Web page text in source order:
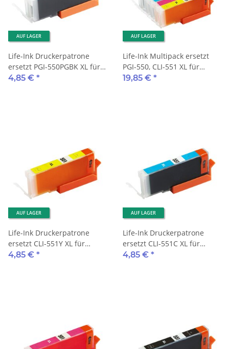
AUF LAGER
Life-Ink Druckerpatrone
ersetzt PGI-550PGBK XL für
Canon Drucker black mit
4,85 € *
AUF LAGER
Life-Ink Multipack ersetzt
PGI-550, CLI-551 XL für
Canon Drucker 5
19,85 € *
AUF LAGER
Life-Ink Druckerpatrone
ersetzt CLI-551Y XL für
Canon Drucker gelb mit
4,85 € *
AUF LAGER
Life-Ink Druckerpatrone
ersetzt CLI-551C XL für
Canon Drucker cyan mit
4,85 € *